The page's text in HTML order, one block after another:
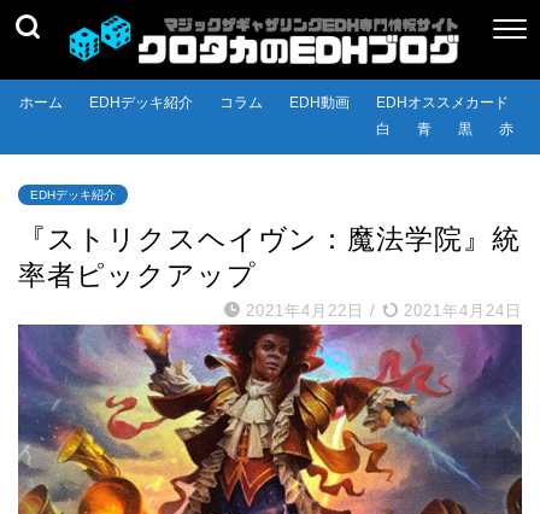
ホーム EDHデッキ紹介 コラム EDH動画
EDHオススメカード
白
青 黒 赤
EDHデッキ紹介
『ストリクスヘイヴン：魔法学院』統
率者ピックアップ
2021年4月22日 / 2021年4月24日